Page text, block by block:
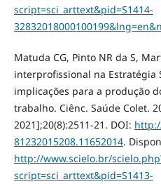
script=sci_arttext&pid=S1414-
Matuda CG, Pinto NR da S,
interprofissional na Estratégia
implicações para a produção
trabalho. Ciênc. Saúde Colet.
2021];20(8):2511-21. DOI:
81232015208.11652014.
http://www.scielo.br/
script=sci_arttext&pid=S1413-